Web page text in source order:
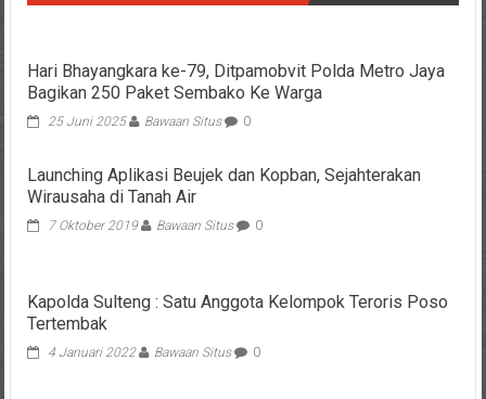
Hari Bhayangkara ke-79, Ditpamobvit Polda Metro Jaya
Bagikan 250 Paket Sembako Ke Warga
25 Juni 2025 Bawaan Situs 0
Launching Aplikasi Beujek dan Kopban, Sejahterakan
Wirausaha di Tanah Air
7 Oktober 2019 Bawaan Situs 0
Kapolda Sulteng : Satu Anggota Kelompok Teroris Poso
Tertembak
4 Januari 2022 Bawaan Situs 0